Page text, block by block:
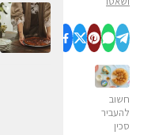
חשוב
להעביר
סכין